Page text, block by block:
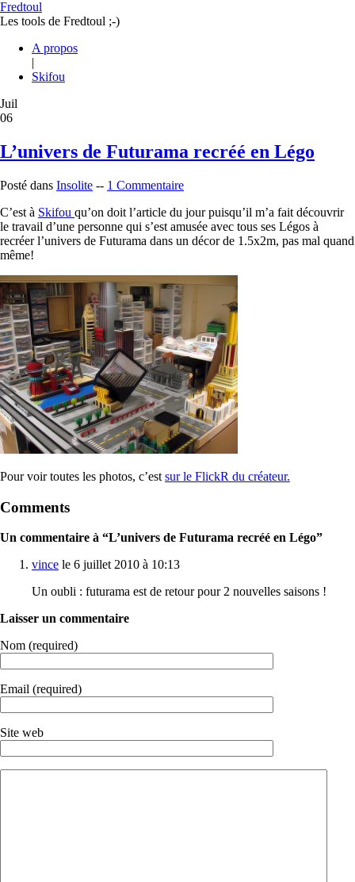
Fredtoul
Les tools de Fredtoul ;-)
A propos
|
Skifou
Juil
06
L’univers de Futurama recréé en Légo
Posté dans Insolite -- 1 Commentaire
C’est à Skifou qu’on doit l’article du jour puisqu’il m’a fait découvrir
le travail d’une personne qui s’est amusée avec tous ses Légos à
recréer l’univers de Futurama dans un décor de 1.5x2m, pas mal quand
même!
Pour voir toutes les photos, c’est sur le FlickR du créateur.
Comments
Un commentaire à “L’univers de Futurama recréé en Légo”
vince le 6 juillet 2010 à 10:13
Un oubli : futurama est de retour pour 2 nouvelles saisons !
Laisser un commentaire
Nom (required)
Email (required)
Site web